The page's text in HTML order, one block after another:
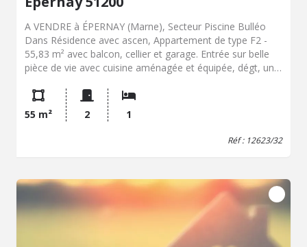
A VENDRE à ÉPERNAY (Marne), Secteur Piscine Bulléo
Dans Résidence avec ascen, Appartement de type F2 -
55,83 m² avec balcon, cellier et garage. Entrée sur belle
pièce de vie avec cuisine aménagée et équipée, dégt, une
place
55 m²
2 1
Réf : 12623/32